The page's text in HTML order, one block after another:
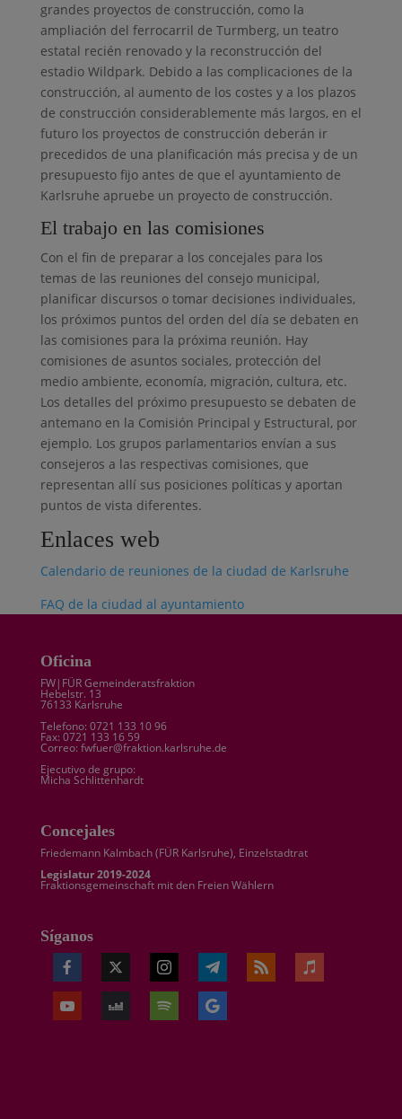
grandes proyectos de construcción, como la
ampliación del ferrocarril de Turmberg, un teatro
estatal recién renovado y la reconstrucción del
estadio Wildpark. Debido a las complicaciones de la
construcción, al aumento de los costes y a los plazos
de construcción considerablemente más largos, en el
futuro los proyectos de construcción deberán ir
precedidos de una planificación más precisa y de un
presupuesto fijo antes de que el ayuntamiento de
Karlsruhe apruebe un proyecto de construcción.
El trabajo en las comisiones
Con el fin de preparar a los concejales para los
temas de las reuniones del consejo municipal,
planificar discursos o tomar decisiones individuales,
los próximos puntos del orden del día se debaten en
las comisiones para la próxima reunión. Hay
comisiones de asuntos sociales, protección del
medio ambiente, economía, migración, cultura, etc.
Los detalles del próximo presupuesto se debaten de
antemano en la Comisión Principal y Estructural, por
ejemplo. Los grupos parlamentarios envían a sus
consejeros a las respectivas comisiones, que
representan allí sus posiciones políticas y aportan
puntos de vista diferentes.
Enlaces web
Calendario de reuniones de la ciudad de Karlsruhe
FAQ de la ciudad al ayuntamiento
Oficina
FW|FÜR Gemeinderatsfraktion
Hebelstr. 13
76133 Karlsruhe
Telefono: 0721 133 10 96
Fax: 0721 133 16 59
Correo: fwfuer@fraktion.karlsruhe.de
Ejecutivo de grupo:
Micha Schlittenhardt
Concejales
Friedemann Kalmbach (FÜR Karlsruhe), Einzelstadtrat
Legislatur 2019-2024
Fraktionsgemeinschaft mit den Freien Wählern
Síganos